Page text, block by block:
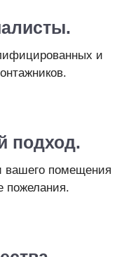
и
подход.
вашего помещения
пожелания.